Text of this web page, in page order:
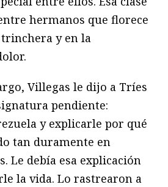
hermanos que florece
trinchera y en la
Villegas le dijo a Tríes
pendiente:
y explicarle por qué
tan duramente en
Le debía esa explicación
la vida. Lo rastrearon a